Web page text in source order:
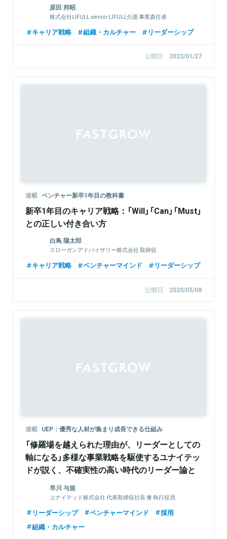
原田 邦昭
株式会社LIFULL senior LIFULL介護 事業責任者
キャリア戦略 組織・カルチャー リーダーシップ
公開日 2023/01/27
連載 ベンチャー新卒1年目の教科書
新卒1年目のキャリア戦略：「Will」「Can」「Must」
との正しい付き合い方
白鳥 陽太郎
スローガンアドバイザリー株式会社 取締役
キャリア戦略 ベンチャーマインド リーダーシップ
公開日 2020/05/08
連載 UEP：優秀な人材が集まり成長できる仕組み
「修羅場を越えられた理由が、リーダーとしての
軸になる」多様な事業戦略を駆使するユナイテッ
ドが説く、不確実性の高い時代のリーダー論と
早川 与規
ユナイテッド株式会社 代表取締役社長 兼 執行役員
リーダーシップ ベンチャーマインド
採用
組織・カルチャー